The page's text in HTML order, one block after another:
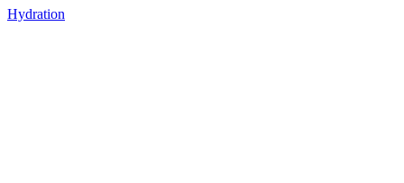
Hydration